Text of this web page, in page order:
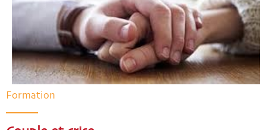
Formation